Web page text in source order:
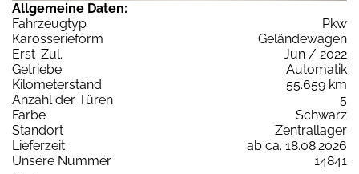
Allgemeine Daten:
Fahrzeugtyp
Pkw
Karosserieform
Geländewagen
Erst-Zul.
Jun / 2022
Getriebe
Automatik
Kilometerstand
55.659 km
Anzahl der Türen
5
Farbe
Schwarz
Standort
Zentrallager
Lieferzeit
ab ca. 18.08.2026
Unsere Nummer
14841